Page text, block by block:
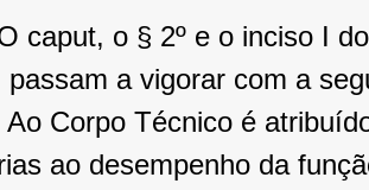
caput, o § 2º e o inciso I
passam a vigorar com a
Ao Corpo Técnico é
ao desempenho da